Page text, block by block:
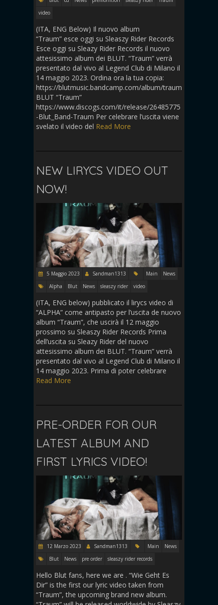
video
(ITA, ENG Below) Il nuovo album
“Traum” esce oggi su Sleaszy Rider Records
Esce oggi su Sleazy Rider Records il nuovo
attesissimo album dei BLUT. “Traum” verrà
presentato dal vivo al Legend Club di Milano il
14 maggio 2023. Ordina ora la tua copia:
https://blutmusic.bandcamp.com/album/traum
BLUT “Traum”
https://www.discogs.com/it/release/26485775
-Blut_Band-Traum Per celebrare l’uscita viene
svelato il video del Read More
NEW LIRYCS VIDEO OUT
NOW!
5 Maggio 2023 Sandman1313 Main
News
Alpha
Blut News sleaszy rider video
(ITA, ENG below) pubblicato il lirycs video di
“ALPHA” come antipasto per l’uscita de nuovo
album “Traum”, che uscirà il 12 maggio
prossimo su Sleaszy Rider Records Prima
dell’uscita su Sleazy Rider del nuovo
attesissimo album dei BLUT. “Traum” verrà
presentato dal vivo al Legend Club di Milano il
14 maggio 2023. Prima di poter celebrare
Read More
PRE-ORDER FOR OUR
LATEST ALBUM AND
FIRST LYRICS VIDEO!
12 Marzo 2023 Sandman1313 Main
News
Blut
News pre order sleaszy rider records
Hello Blut fans, here we are . “Wie Geht Es
Dir” is the first our lyric video taken from
“Traum”, the upcoming brand new album.